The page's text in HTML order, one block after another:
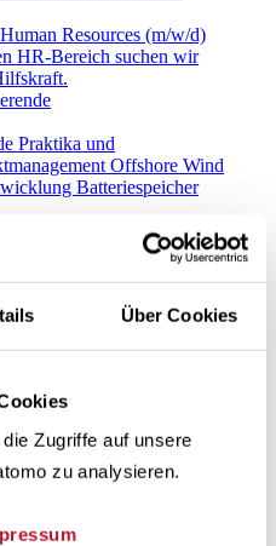
Über Cookies
Zugriffe auf unsere
zu analysieren.